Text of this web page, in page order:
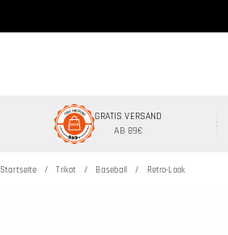
GRATIS VERSAND
AB 89€
Startseite Trikot Baseball Retro-Look